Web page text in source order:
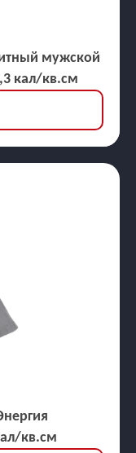
мужской
кал/кв.см
кал/кв.см